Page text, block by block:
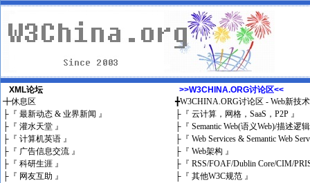
XML论坛
╋休息区
├ 『 最新动态 & 业界新闻 』
├ 『 灌水天堂 』
├ 『 计算机英语 』
├ 『 广告信息交流 』
├ 『 科研生涯 』
├ 『 网友互助 』
>>W3CHINA.ORG讨论区<<
╋W3CHINA.ORG讨论区 - Web新技
├ 『 云计算，网格，SaaS，P2P 』
├ 『 Semantic Web(语义Web)/描述逻
├ 『 Web Services & Semantic Web
├ 『 Web架构 』
├ 『 RSS/FOAF/Dublin Core/CIM/
├ 『 其他W3C规范 』